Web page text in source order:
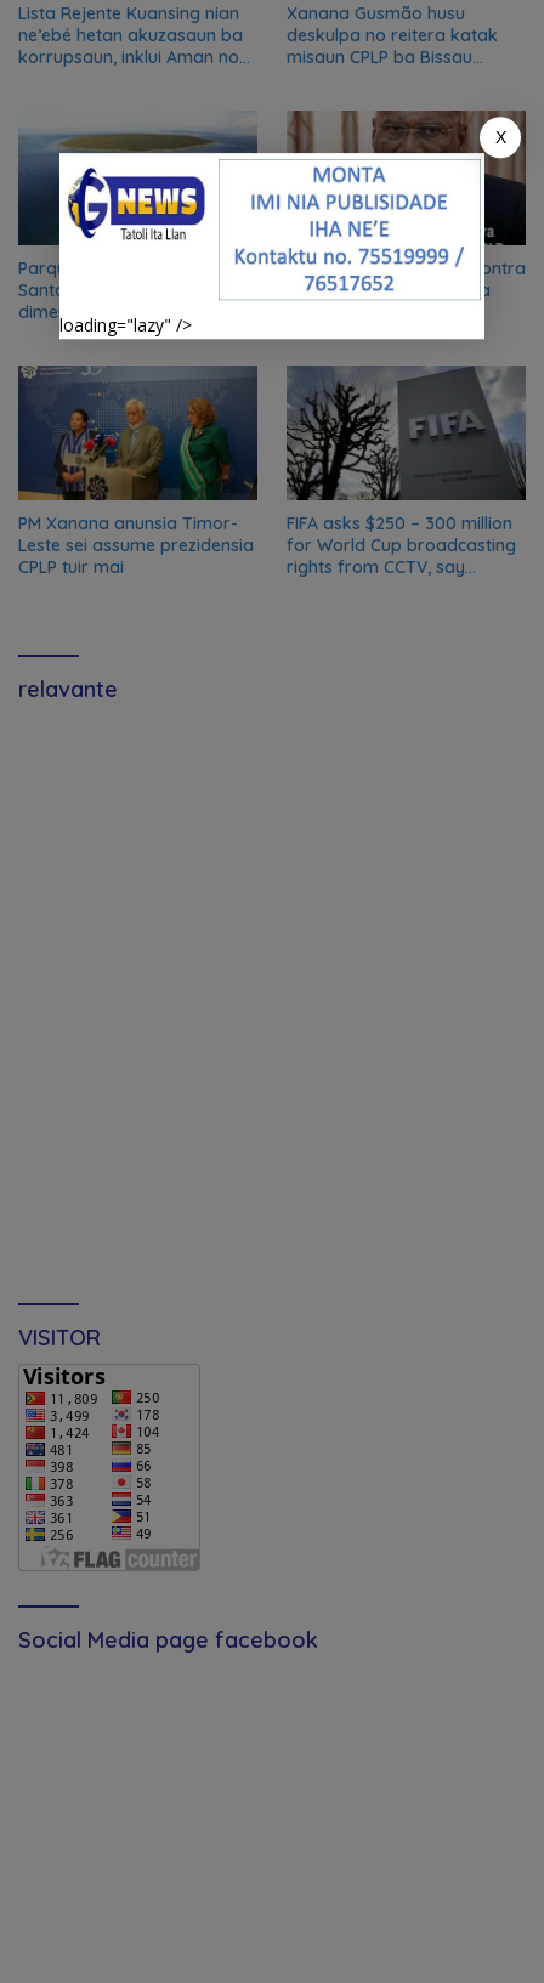
Lista Rejente Kuansing nian
ne’ebé hetan akuzasaun ba
korrupsaun, inklui Aman no
Xanana Gusmão husu
deskulpa no reitera katak
misaun CPLP ba Bissau
Parque nacional Nino Konis
Santana “ganha nova
dimensão” como reserva da
biosfera da UNESCO
Fernando Vaz dispara contra
Xanana Gusmão e acusa
PM Xanana anunsia Timor-
Leste sei assume prezidensia
CPLP tuir mai
FIFA asks $250 – 300 million
for World Cup broadcasting
rights from CCTV, say
relavante
VISITOR
Social Media page facebook
X
loading="lazy" />